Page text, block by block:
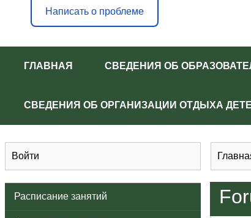
Написать о проблеме
ГЛАВНАЯ СВЕДЕНИЯ ОБ
СВЕДЕНИЯ ОБ ОРГАНИЗАЦИИ ОТДЫХА
Войти
Расписание занятий